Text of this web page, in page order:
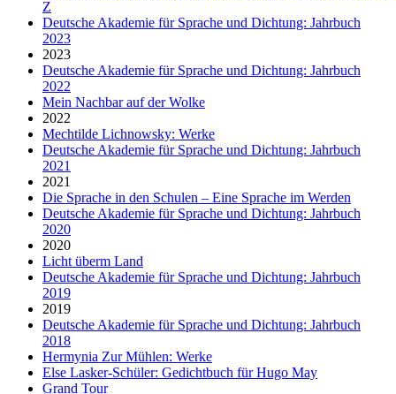
Z
Deutsche Akademie für Sprache und Dichtung: Jahrbuch
2023
2023
Deutsche Akademie für Sprache und Dichtung: Jahrbuch
2022
Mein Nachbar auf der Wolke
2022
Mechtilde Lichnowsky: Werke
Deutsche Akademie für Sprache und Dichtung: Jahrbuch
2021
2021
Die Sprache in den Schulen – Eine Sprache im Werden
Deutsche Akademie für Sprache und Dichtung: Jahrbuch
2020
2020
Licht überm Land
Deutsche Akademie für Sprache und Dichtung: Jahrbuch
2019
2019
Deutsche Akademie für Sprache und Dichtung: Jahrbuch
2018
Hermynia Zur Mühlen: Werke
Else Lasker-Schüler: Gedichtbuch für Hugo May
Grand Tour